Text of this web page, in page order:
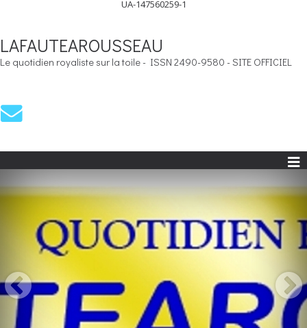
UA-147560259-1
LAFAUTEAROUSSEAU
Le quotidien royaliste sur la toile - ISSN 2490-9580 - SITE OFFICIEL